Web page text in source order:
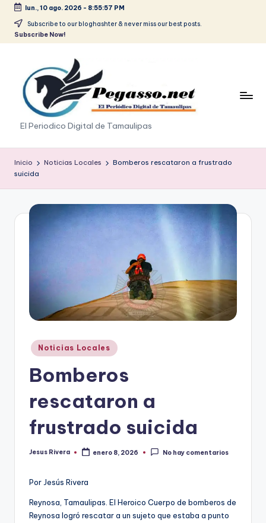
Saltar
lun., 10 ago. 2026 - 8:55:57 PM
Subscribe to our bloghashter & never miss our best posts.
Subscribe Now!
p
e
g
a
El Periodico Digital de Tamaulipas
Inicio Noticias Locales
Bomberos rescataron a frustrado
suicida
Publicado
en
Noticias Locales
Bomberos
rescataron a
frustrado suicida
Publicado
Jesus Rivera enero 8, 2026 No hay comentarios
Por Jesús Rivera
Reynosa, Tamaulipas. El Heroico Cuerpo de bomberos de
Reynosa logró rescatar a un sujeto que estaba a punto